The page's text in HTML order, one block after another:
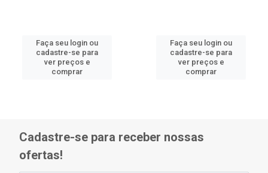
Faça seu login ou
cadastre-se para
ver preços e
comprar
Faça seu login ou
cadastre-se para
ver preços e
comprar
Cadastre-se para receber nossas
ofertas!